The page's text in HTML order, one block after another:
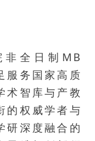
全日制MB
服务国家高质
术智库与产教
的权威学者与
研深度融合的